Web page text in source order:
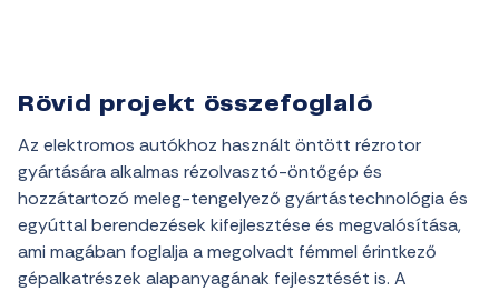
Rövid projekt összefoglaló
Az elektromos autókhoz használt öntött rézrotor
gyártására alkalmas rézolvasztó-öntőgép és
hozzátartozó meleg-tengelyező gyártástechnológia és
egyúttal berendezések kifejlesztése és megvalósítása,
ami magában foglalja a megolvadt fémmel érintkező
gépalkatrészek alapanyagának fejlesztését is. A